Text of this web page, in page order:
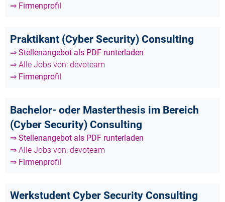
⇒ Firmenprofil
Praktikant (Cyber Security) Consulting
⇒ Stellenangebot als PDF runterladen
⇒ Alle Jobs von: devoteam
⇒ Firmenprofil
Bachelor- oder Masterthesis im Bereich
(Cyber Security) Consulting
⇒ Stellenangebot als PDF runterladen
⇒ Alle Jobs von: devoteam
⇒ Firmenprofil
Werkstudent Cyber Security Consulting